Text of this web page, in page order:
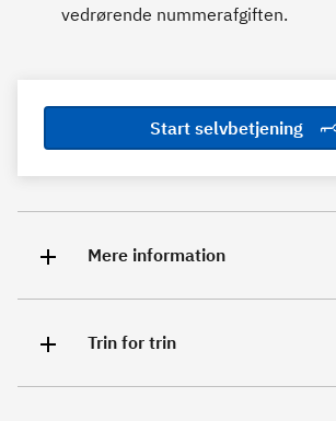
vedrørende nummerafgiften.
Start selvbetjening
Mere information
Trin for trin